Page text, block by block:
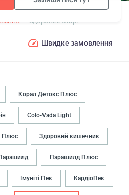
Здоровий старт
Швидке замовлення
Корал Детокс Плюс
Colo-Vada Light
Плюс Здоровий кишечник
Парашилд Плюс
Імуніті Пек КардіоПек